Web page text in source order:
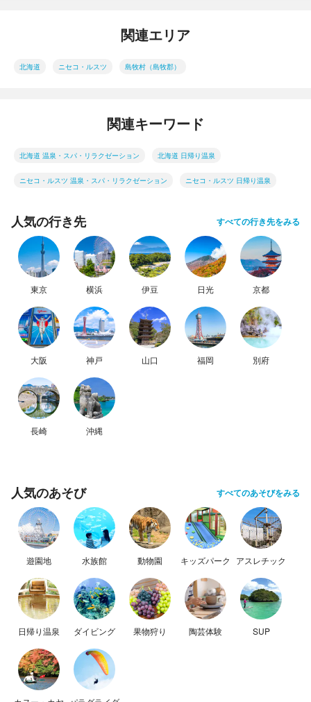
関連エリア
北海道 ニセコ・ルスツ 島牧村（島牧郡）
関連キーワード
北海道 温泉・スパ・リラクゼーション 北海道 日帰り温泉
ニセコ・ルスツ 温泉・スパ・リラクゼーション ニセコ・ルスツ 日帰り温泉
人気の行き先 すべての行き先をみる
東京 横浜 伊豆 日光 京都
大阪 神戸 山口 福岡 別府
長崎 沖縄
人気のあそび すべてのあそびをみる
遊園地 水族館 動物園 キッズパーク アスレチック
日帰り温泉 ダイビング 果物狩り 陶芸体験 SUP